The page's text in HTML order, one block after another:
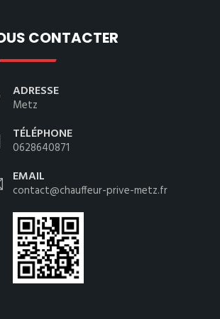
CONTACTER
ADRESSE
Metz
TÉLÉPHONE
0628640871
EMAIL
contact@chauffeur-prive-metz.fr